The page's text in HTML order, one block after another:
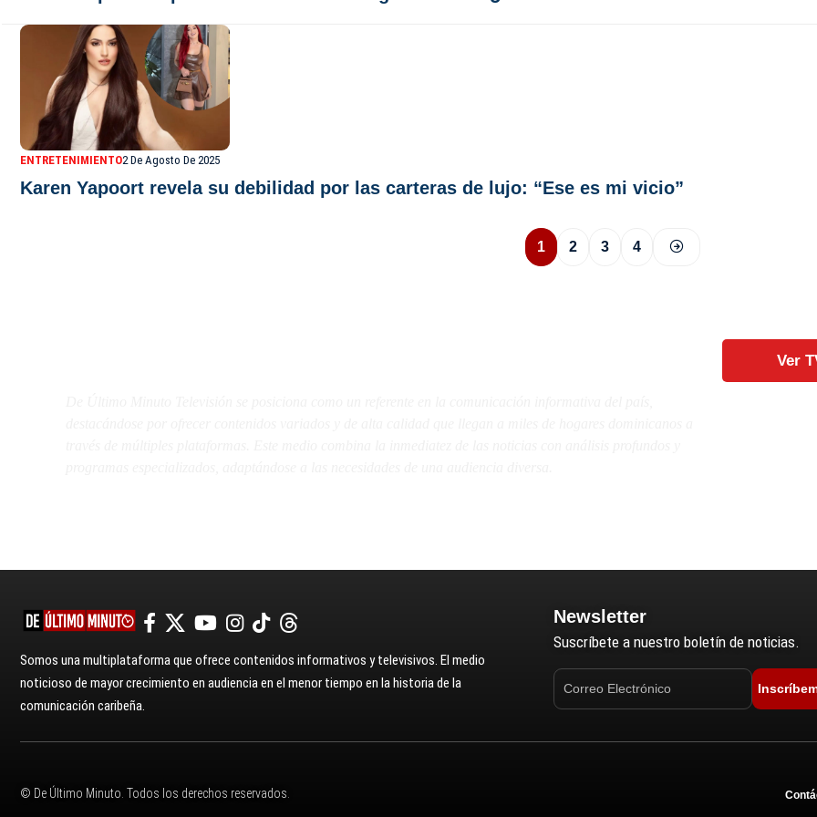
ENTRETENIMIENTO2 De Agosto De 2025
Karen Yapoort revela su debilidad por las carteras de lujo: “Ese es mi vicio”
1 2 3 4
Ver
Somos una multiplataforma que ofrece contenidos informativos y televisivos. El medio
noticioso de mayor crecimiento en audiencia en el menor tiempo en la historia de la
comunicación caribeña.
Newsletter
Suscríbete a nuestro boletín de noticias.
© De Último Minuto. Todos los derechos reservados.